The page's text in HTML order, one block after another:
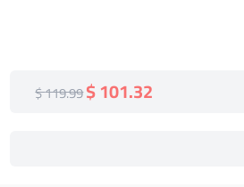
101.32 $
119.99 $